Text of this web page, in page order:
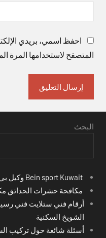
احفظ اسمي، بريدي
المتصفح لاستخدامها المرة
البحث
مكافحة حشرات الحدائق
أرقام فني ستلايت فني
الشويخ السكنية
أسئلة شائعة حول تركيب